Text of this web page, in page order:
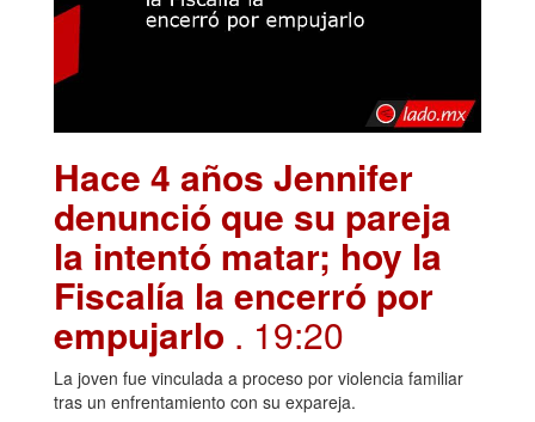
Hace 4 años Jennifer
denunció que su pareja
la intentó matar; hoy la
Fiscalía la encerró por
empujarlo . 19:20
La joven fue vinculada a proceso por violencia familiar
tras un enfrentamiento con su expareja.